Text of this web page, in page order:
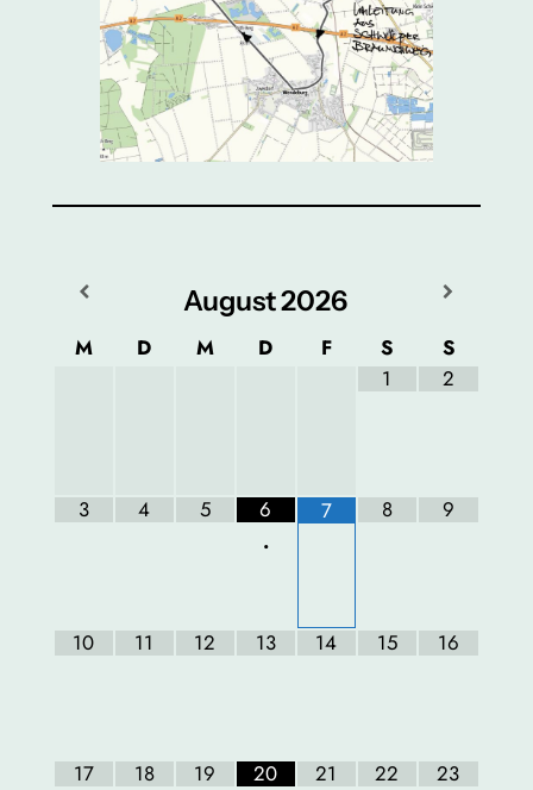
August2026
M D M D F S
S
1
2
3 4 5
6
•
7 8 9
10 11 12 13 14 15 16
17 18 19
20
21 22 23